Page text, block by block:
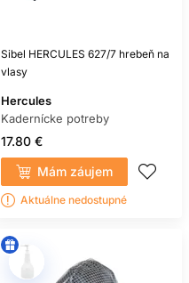
Sibel HERCULES 627/7 hrebeň na
vlasy
Hercules
Kadernícke potreby
17.80 €
Mám záujem
Aktuálne nedostupné